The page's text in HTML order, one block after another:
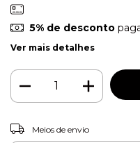
5% de desconto
Ver mais detalhes
Entregas para o CEP:
Meios de envio